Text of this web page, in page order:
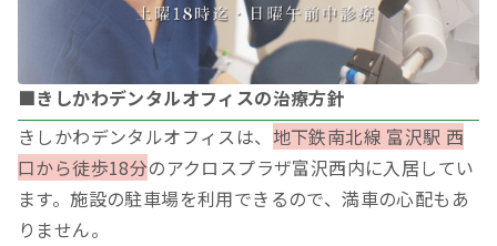
■きしかわデンタルオフィスの治療方針
きしかわデンタルオフィスは、 地下鉄南北線 富沢駅 西
口から徒歩18分のアクロスプラザ富沢西内に入居してい
ます。施設の駐車場を利用できるので、満車の心配もあ
りません。